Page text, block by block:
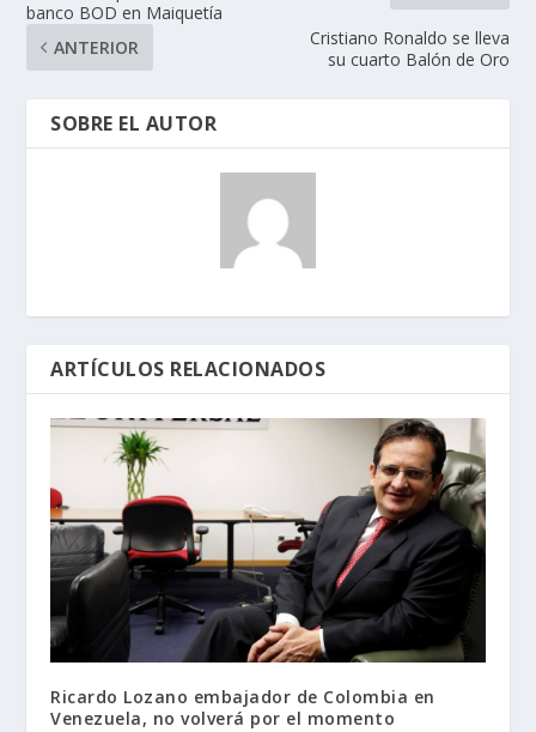
banco BOD en Maiquetía
ANTERIOR
Cristiano Ronaldo se lleva
su cuarto Balón de Oro
SOBRE EL AUTOR
ARTÍCULOS RELACIONADOS
Ricardo Lozano embajador de Colombia en
Venezuela, no volverá por el momento